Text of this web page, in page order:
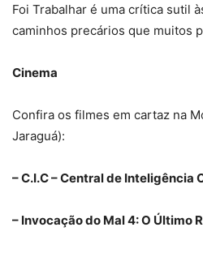
Foi Trabalhar é uma crítica sutil
caminhos precários que muitos
Cinema
Confira os filmes em cartaz na
Jaraguá):
– C.I.C – Central de Inteligência
– Invocação do Mal 4: O Último